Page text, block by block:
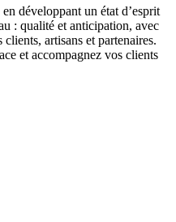
développant un état d’esprit
: qualité et anticipation, avec
artisans et partenaires.
et accompagnez vos clients